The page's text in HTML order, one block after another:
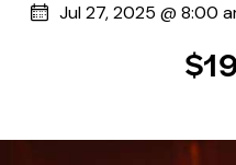
Jul 27, 2025 @ 8:00